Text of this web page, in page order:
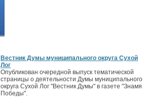
Вестник Думы муниципального округа Сухой
Лог
Опубликован очередной выпуск тематической
страницы о деятельности Думы муниципального
округа Сухой Лог "Вестник Думы" в газете "Знамя
Победы".